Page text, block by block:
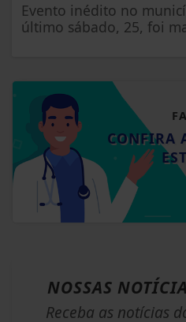
Evento inédito no
último sábado, 25, foi
CONFIRA
NOSSAS
Receba as notícias